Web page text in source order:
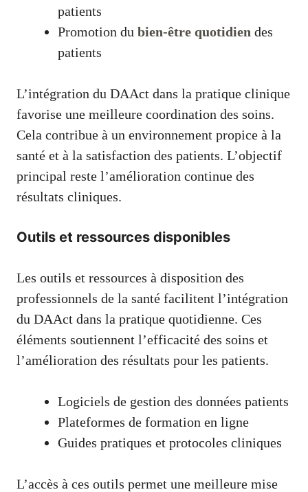
patients
Promotion du bien-être quotidien des
patients
L’intégration du DAAct dans la pratique clinique
favorise une meilleure coordination des soins.
Cela contribue à un environnement propice à la
santé et à la satisfaction des patients. L’objectif
principal reste l’amélioration continue des
résultats cliniques.
Outils et ressources disponibles
Les outils et ressources à disposition des
professionnels de la santé facilitent l’intégration
du DAAct dans la pratique quotidienne. Ces
éléments soutiennent l’efficacité des soins et
l’amélioration des résultats pour les patients.
Logiciels de gestion des données patients
Plateformes de formation en ligne
Guides pratiques et protocoles cliniques
L’accès à ces outils permet une meilleure mise